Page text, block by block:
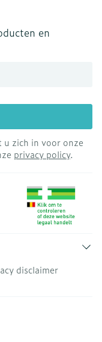
en
zich in voor onze
privacy policy.
disclaimer